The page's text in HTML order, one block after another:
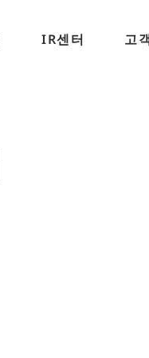
IR센터 고